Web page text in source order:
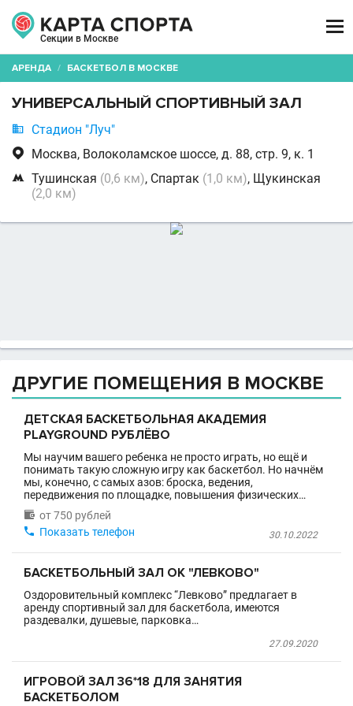
Секции в Москве

АРЕНДА / БАСКЕТБОЛ В МОСКВЕ
УНИВЕРСАЛЬНЫЙ СПОРТИВНЫЙ ЗАЛ
 Стадион "Луч"
 Москва, Волоколамское шоссе, д. 88, стр. 9, к. 1
 Тушинская (0,6 км), Спартак (1,0 км), Щукинская
(2,0 км)
ДРУГИЕ ПОМЕЩЕНИЯ В МОСКВЕ
ДЕТСКАЯ БАСКЕТБОЛЬНАЯ АКАДЕМИЯ
PLAYGROUND РУБЛЁВО
Мы научим вашего ребенка не просто играть, но ещё и
понимать такую сложную игру как баскетбол. Но начнём
мы, конечно, с самых азов: броска, ведения,
передвижения по площадке, повышения физических…
 от 750 рублей
30.10.2022
 Показать телефон
БАСКЕТБОЛЬНЫЙ ЗАЛ ОК "ЛЕВКОВО"
Оздоровительный комплекс “Левково” предлагает в
аренду спортивный зал для баскетбола, имеются
раздевалки, душевые, парковка…
27.09.2020
ИГРОВОЙ ЗАЛ 36*18 ДЛЯ ЗАНЯТИЯ
БАСКЕТБОЛОМ